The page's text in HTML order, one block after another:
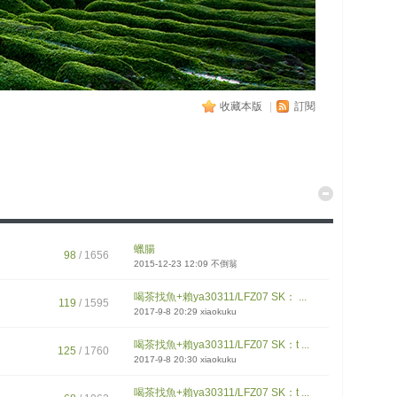
收藏本版 訂閱
98 / 1656 蠟腸
2015-12-23 12:09 不倒翁
119 / 1595 喝茶找魚+賴ya30311/LFZ07 SK： ...
2017-9-8 20:29 xiaokuku
125 / 1760 喝茶找魚+賴ya30311/LFZ07 SK：t ...
2017-9-8 20:30 xiaokuku
喝茶找魚+賴ya30311/LFZ07 SK：t ...